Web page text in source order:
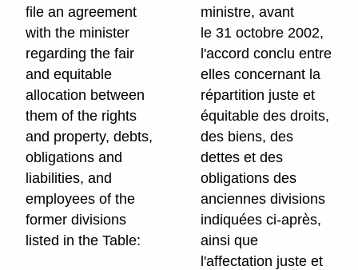
file an agreement
with the minister
regarding the fair
and equitable
allocation between
them of the rights
and property, debts,
obligations and
liabilities, and
employees of the
former divisions
listed in the Table:
ministre, avant
le 31 octobre 2002,
l'accord conclu entre
elles concernant la
répartition juste et
équitable des droits,
des biens, des
dettes et des
obligations des
anciennes divisions
indiquées ci-après,
ainsi que
l'affectation juste et